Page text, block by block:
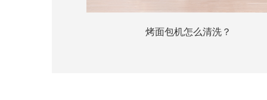
烤面包机怎么清洗？